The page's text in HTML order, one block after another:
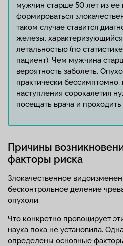
мужчин старше 50 лет из ее
формироваться
таком случае ставится
железы,
летальностью (по
пациент). Чем мужчина
вероятность заболеть.
практически
наступления сорокалетия
посещать врача и
Причины
факторы риска
Злокачественное
бесконтрольное деление
опухоли.
Что конкретно провоцирует
наука пока не установила.
определены основные